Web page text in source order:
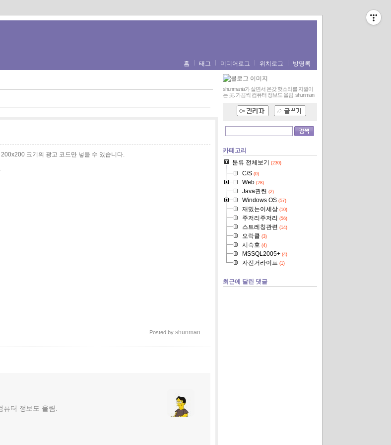
홈 태그 미디어로그 위치로그 방명록
크기의 광고 코드만 넣을 수 있습니다.
Posted by shunman
터 정보도 올림.
shunmania가 살면서 온갖 헛소리를 지껄이
는 곳. 가끔씩 컴퓨터 정보도 올림. shunman
카테고리
분류 전체보기
(230)
C/S(0)
Web(28)
Java관련 (2)
Windows OS(57)
재밌는이세상(10)
주저리주저리 (56)
스트레칭관련 (14)
오락클 (3)
시슥호 (4)
MSSQL2005+(4)
자전거라이프 (1)
최근에 달린 댓글